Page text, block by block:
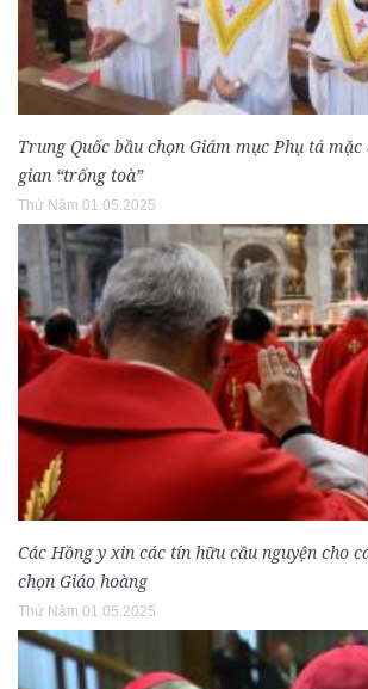
Trung Quốc bầu chọn Giám mục Phụ tá
gian “trống toà”
Thứ Năm 01.05.2025
Các Hồng y xin các tín hữu cầu nguyện cho
chọn Giáo hoàng
Thứ Năm 01.05.2025